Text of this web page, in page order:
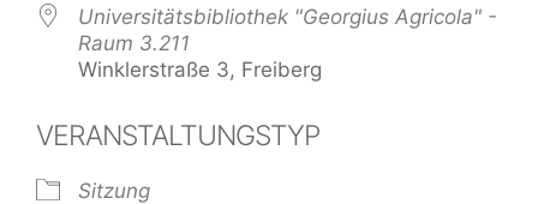
Universitätsbibliothek "Georgius Agricola" -
Raum 3.211
Winklerstraße 3, Freiberg
VERANSTALTUNGSTYP
Sitzung